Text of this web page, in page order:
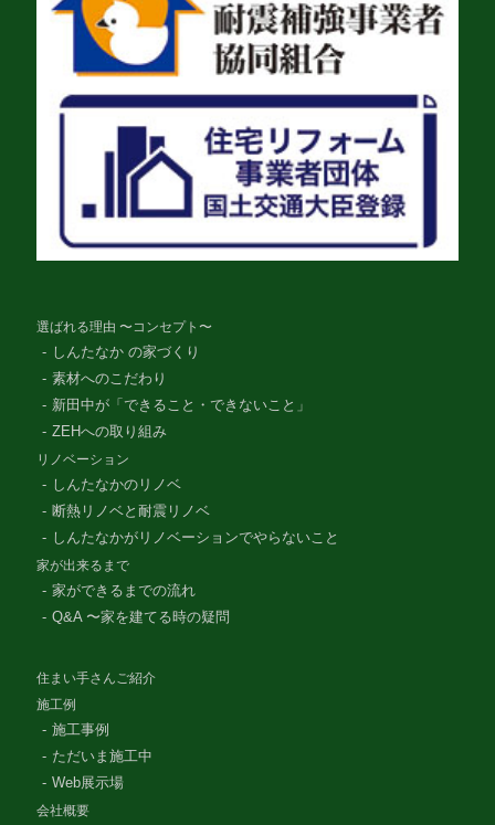
選ばれる理由 〜コンセプト〜
しんたなか の家づくり
素材へのこだわり
新田中が「できること・できないこと」
ZEHへの取り組み
リノベーション
しんたなかのリノベ
断熱リノベと耐震リノベ
しんたなかがリノベーションでやらないこと
家が出来るまで
家ができるまでの流れ
Q&A 〜家を建てる時の疑問
住まい手さんご紹介
施工例
施工事例
ただいま施工中
Web展示場
会社概要